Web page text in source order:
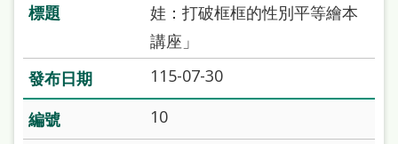
私
權
及
娃：打破框框的性別平等繪本
講座」
115-07-30
10